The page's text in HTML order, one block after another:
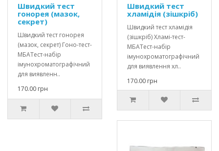
Швидкий тест
гонорея (мазок,
секрет)
Швидкий тест гонорея
(мазок, секрет) Гоно-тест-
МБАТест-набір
імунохроматографічний
для виявленн..
170.00 грн
Швидкий тест
хламідія (зішкріб)
Швидкий тест хламідія
(зішкріб) Хламі-тест-
МБАТест-набір
імунохроматографічний
для виявлення хл..
170.00 грн